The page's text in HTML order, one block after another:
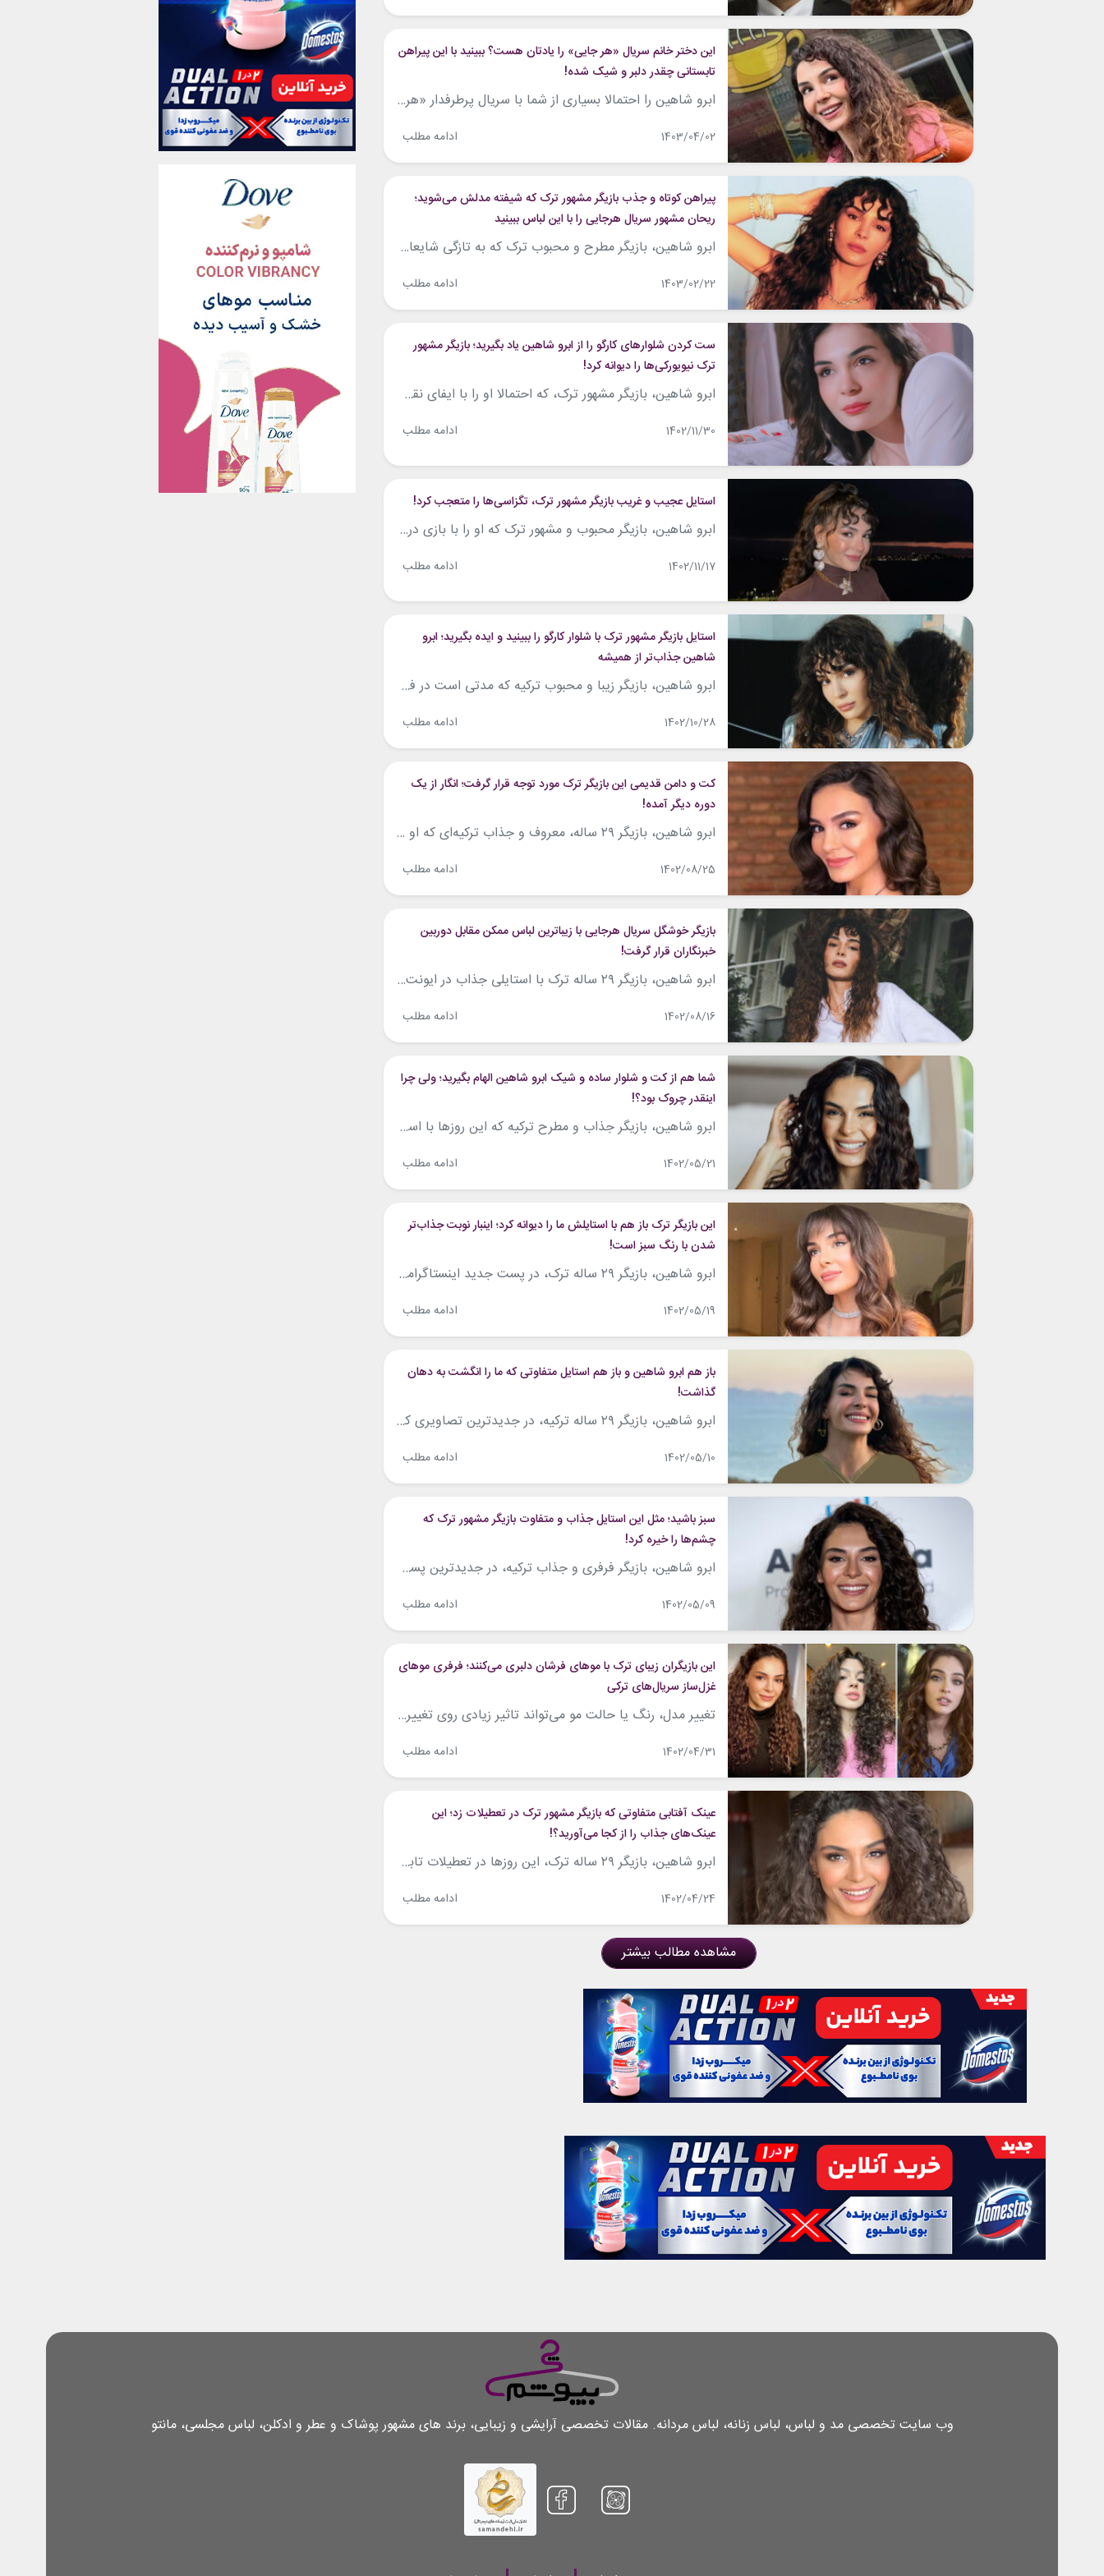
این دختر خانم سریال «هر جایی» را یادتان هست؟ ببینید با این پیراهن
تابستانی چقدر دلبر و شیک شده!
ابرو شاهین را احتمالا بسیاری از شما با سریال پرطرفدار «هر جایی» که برخی آن را با نام «تردید» می‌شناسند، شناخته‌اید. این بازیگر که اتفاقا محبوبیت زیادی هم در دنیا دارد، به تازگی تصاویری از خودش را در پست اینستاگرامش منتشر کرده‌است. استایل تابستانی ابرو شاهین و پیراهن گل‌گلی‌اش حسابی جلب توجه کردند. او مطابق...
1403/04/02 ادامه مطلب
پیراهن کوتاه و جذب بازیگر مشهور ترک که شیفته مدلش می‌شوید؛
ریحان مشهور سریال هرجایی را با این لباس ببینید
ابرو شاهین، بازیگر مطرح و محبوب ترک که به تازگی شایعاتی مبنی بر باردار بودن او به گوش می‌رسد، همراه با همسرش جدی عثمان، در مهمانی بزرگ مجله‌ی «Esquire» حاضر شده و با استایلش جلب توجه کرد. او با پیراهن خاص و کوتاه مشکی‌رنگش که با جوراب‌شلواری طرحداری به همین‌رنگ همراه شده بود، استایل جدیدش...
1403/02/22 ادامه مطلب
ست کردن شلوارهای کارگو را از ابرو شاهین یاد بگیرید؛ بازیگر مشهور
ترک نیویورکی‌ها را دیوانه کرد!
ابرو شاهین، بازیگر مشهور ترک، که احتمالا او را با ایفای نقش ریحان در سریال «هرجایی» می‌شناسید، در تصاویر جدیدش با استایلی کاملا متفاوت حاضر شده و مورد توجه طرفدارانش قرار گرفته است. او در تصاویر جدیدش، همراه با همسرش جدی عثمان به محل تصویربرداری سریال فرندز رفته. در این تصاویر ابرو شاهین را با...
1402/11/30 ادامه مطلب
استایل عجیب و غریب بازیگر مشهور ترک، تگزاسی‌ها را متعجب کرد!
ابرو شاهین، بازیگر محبوب و مشهور ترک که او را با بازی در سریال «هرجایی» (Hercai) به یاد داریم، در پست جدید اینستاگرامش از استایل کابوی و بامزه‌اش رونمایی کرد. این بازیگر ۲۹ ساله که این روزها به تگزاس سفر کرده‌است، با بلوز کراپ سفیدی از تور طرح‌دار، دامن هفت هشتی کرمی‌رنگ، کت چرم نباتی‌رنگ...
1402/11/17 ادامه مطلب
استایل بازیگر مشهور ترک با شلوار کارگو را ببینید و ایده بگیرید؛ ابرو
شاهین جذاب‌تر از همیشه
ابرو شاهین، بازیگر زیبا و محبوب ترکیه که مدتی است در فضای مجازی کم‌تر فعالیت می‌کند، در پست جدید اینستاگرامش با استایلی شیک و متفاوت و همراه با همسرش دیده شد. ابرو در تصاویر جدیدش شلوار واید دورنگش را با بادی نارنجی‌ همراه کرده و با سربندی طرحدار به این استایل پایان داده‌است. البته نباید...
1402/10/28 ادامه مطلب
کت و دامن قدیمی این بازیگر ترک مورد توجه قرار گرفت؛ انگار از یک
دوره دیگر آمده!
ابرو شاهین، بازیگر ۲۹ ساله، معروف و جذاب ترکیه‌ای که او را با نقش‌آفرینی در سریال‌هایی مانند «سیب ممنوعه»، «عروس استانبول»، «هرجایی»، «بی‌وفا» و… به‌خاطر می‌آوریم، در پست جدید اینستاگرامش عکسی از استایل وینتیج و کلاسیک خود را به اشتراک گذاشته‌است. این اوت‌فیت مونوکروم ابرو مربوط به پشت صحنه فیلم جدید اوست که متشکل...
1402/08/25 ادامه مطلب
بازیگر خوشگل سریال هرجایی با زیباترین لباس ممکن مقابل دوربین
خبرنگاران قرار گرفت!
ابرو شاهین، بازیگر ۲۹ ساله ترک با استایلی جذاب در ایونت نمایش فیلم و سریال‌های ترکی در لس‌آنجلس حضور پیدا کرد و توجه مخاطبانش را جلب نمود. این بازیگر زیبا و خوش‌اندام با پیراهنی آبی که قسمت‌هایی از آن تور کار شده و البته سنگ‌دوزی‌های درخشان در سراسر آن به چشم می‌خورد، در این مراسم...
1402/08/16 ادامه مطلب
شما هم از کت و شلوار ساده و شیک ابرو شاهین الهام بگیرید؛ ولی چرا
اینقدر چروک بود؟!
ابرو شاهین، بازیگر جذاب و مطرح ترکیه که این روزها با استایل‌های رنگارنگ و تیپ‌های جذابش در مرکز توجه قرار گرفته، تصاویری از کت و شلوار جدیدش را به اشتراک گذاشت. این بازیگر ۲۹ ساله که پا به پای بازیگری در صنعت مدلینگ هم فعالیت می‌کند، در تصاویر جدیدش کت و شلواری صورتی رنگ با...
1402/05/21 ادامه مطلب
این بازیگر ترک باز هم با استایلش ما را دیوانه کرد؛ اینبار نوبت جذاب‌تر
شدن با رنگ سبز است!
ابرو شاهین، بازیگر ۲۹ ساله ترک، در پست جدید اینستاگرامش با استایلی سبز رنگ و جذاب ظاهر شده و مثل همیشه دلبری کرده است. این بازیگر جذاب در تصاویر جدیدش با تیشرت کراپ حریر و دامن ست آن دیده می‌شود. او این استایل را با مدل موهای حالت خیس و آرایشی ملیح همراه کرده است....
1402/05/19 ادامه مطلب
باز هم ابرو شاهین و باز هم استایل متفاوتی که ما را انگشت به دهان
گذاشت!
ابرو شاهین، بازیگر ۲۹ ساله ترکیه، در جدیدترین تصاویری که برای مجله فصلی مگنت کوارترلی (Magnet Quarterly) ثبت کرده است، با استایلی مشکی و جذاب دیده می‌شود. این بازیگر که با موهای فرفری و چهره‌ی دلنشینش در میان مخاطبان شناخته می‌شود، در پست جدید اینستاگرامش استایلی مونوکروم و مشکی رنگ را به نمایش گذاشت. پیراهن...
1402/05/10 ادامه مطلب
سبز باشید؛ مثل این استایل جذاب و متفاوت بازیگر مشهور ترک که
چشم‌ها را خیره کرد!
ابرو شاهین، بازیگر فرفری و جذاب ترکیه، در جدیدترین پست اینستاگرامش تصاویری از استایل تابستانی و سبز رنگش را به اشتراک گذاشت و با رنگ و مدل لباسش دلبری کرد. این بازیگر ۲۹ ساله که یکی از خوش‌پوش‌ترین بازیگران ترکیه محسوب می‌شود، در اسایل جدیدش، لباسی سبز رنگ با پارچه حریر طرحداری را بر تن...
1402/05/09 ادامه مطلب
این بازیگران زیبای ترک با موهای فرشان دلبری می‌کنند؛ فرفری موهای
غزل‌ساز سریال‌های ترکی
تغییر مدل، رنگ یا حالت مو می‌تواند تاثیر زیادی روی تغییر چهره داشته باشد. موی صاف یا موی فر هر کدام به شیوه‌ای زیبایی را به رخ می‌کشند. شما طرفدار کدام حالت مو هستید؟ مدل موی صاف را می‌پسندید یا از موهای فر خوشتان می‌آید؟ در این مطلب نگاهی داشته‌ایم به چند بازیگر ترک که...
1402/04/31 ادامه مطلب
عینک آفتابی متفاوتی که بازیگر مشهور ترک در تعطیلات زد؛ این
عینک‌های جذاب را از کجا می‌آورید؟!
ابرو شاهین، بازیگر ۲۹ ساله ترک، این روزها در تعطیلات تابستانی به سر می‌برد و با استایل‌های جذاب تابستانی و اکسسوری‌هایش جلب توجه کرده است. این بازیگر مطرح که سال گذشته با جدی عثمان، بسکتبالیست ترک ازدواج کرد، در تصاویر جدیدی که در صفحه اینستاگرامش به اشتراک گذاشته، با عینک آفتابی جذابی دیده می‌شود که...
1402/04/24 ادامه مطلب
مشاهده مطالب بیشتر
وب سایت تخصصی مد و لباس، لباس زنانه، لباس مردانه. مقالات تخصصی آرایشی و زیبایی، برند های مشهور پوشاک و عطر و ادکلن، لباس مجلسی، مانتو